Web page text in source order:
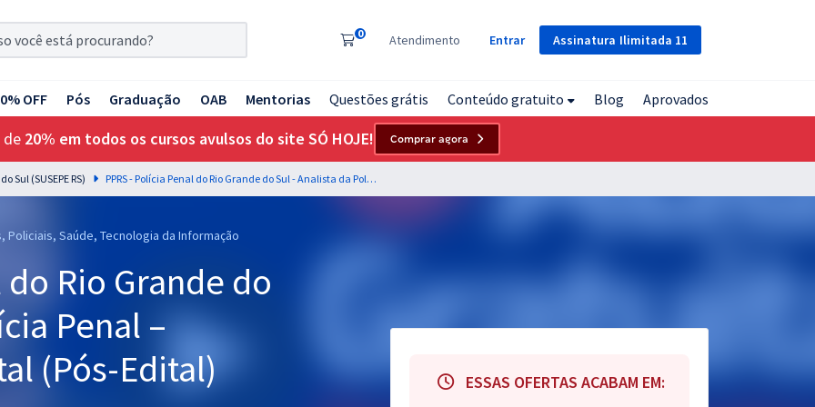
Assinatura Ilimitada 11
0 Atendimento Entrar
OFF Pós Graduação OAB Mentorias Questões grátis Conteúdo gratuito Blog Aprovados
de 20% em todos os cursos avulsos do site SÓ HOJE! Comprar agora
Sul (SUSEPE RS) PPRS - Polícia Penal do Rio Grande do Sul - Analista da Polícia Penal – Engenharia Ambiental (Pós-Edital)
Saúde, Tecnologia da Informação
do Rio Grande do
Penal –
(Pós-Edital)
ESSAS OFERTAS ACABAM EM: